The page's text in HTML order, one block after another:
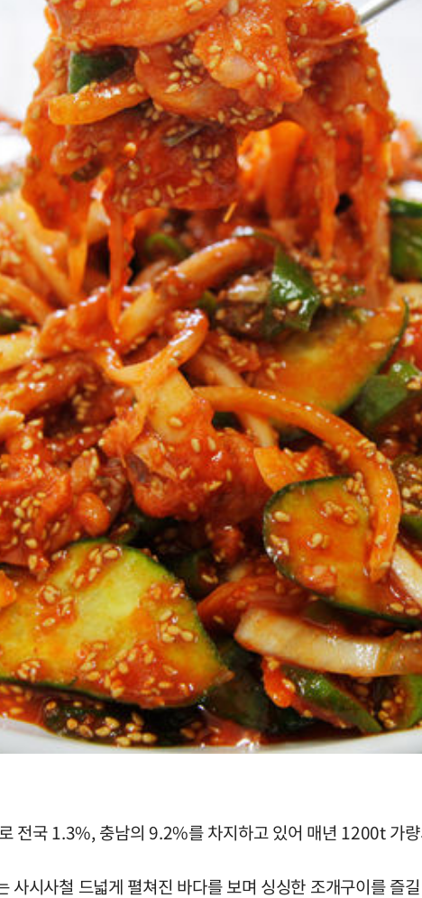
전국 1.3%, 충남의 9.2%를 차지하고 있어 매년 1200t 가
사시사철 드넓게 펼쳐진 바다를 보며 싱싱한 조개구이를 즐